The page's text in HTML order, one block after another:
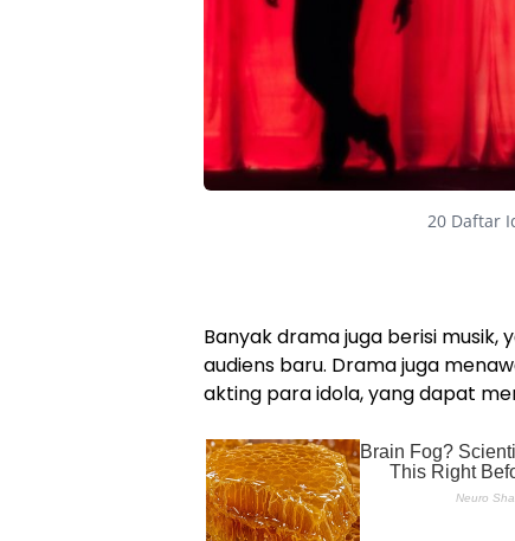
20 Daftar
Banyak drama juga berisi
audiens baru. Drama juga
akting para idola, yang dapat